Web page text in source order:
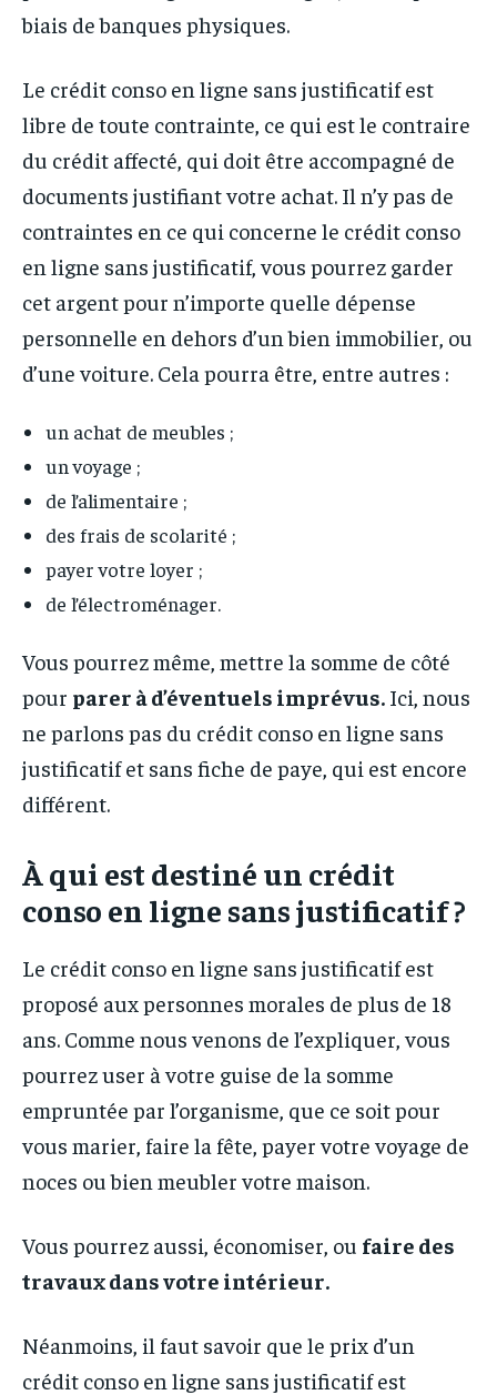
biais de banques physiques.
Le crédit conso en ligne sans justificatif est
libre de toute contrainte, ce qui est le contraire
du crédit affecté, qui doit être accompagné de
documents justifiant votre achat. Il n’y pas de
contraintes en ce qui concerne le crédit conso
en ligne sans justificatif, vous pourrez garder
cet argent pour n’importe quelle dépense
personnelle en dehors d’un bien immobilier, ou
d’une voiture. Cela pourra être, entre autres :
un achat de meubles ;
un voyage ;
de l’alimentaire ;
des frais de scolarité ;
payer votre loyer ;
de l’électroménager.
Vous pourrez même, mettre la somme de côté
pour parer à d’éventuels imprévus. Ici, nous
ne parlons pas du crédit conso en ligne sans
justificatif et sans fiche de paye, qui est encore
différent.
À qui est destiné un crédit
conso en ligne sans justificatif ?
Le crédit conso en ligne sans justificatif est
proposé aux personnes morales de plus de 18
ans. Comme nous venons de l’expliquer, vous
pourrez user à votre guise de la somme
empruntée par l’organisme, que ce soit pour
vous marier, faire la fête, payer votre voyage de
noces ou bien meubler votre maison.
Vous pourrez aussi, économiser, ou faire des
travaux dans votre intérieur.
Néanmoins, il faut savoir que le prix d’un
crédit conso en ligne sans justificatif est